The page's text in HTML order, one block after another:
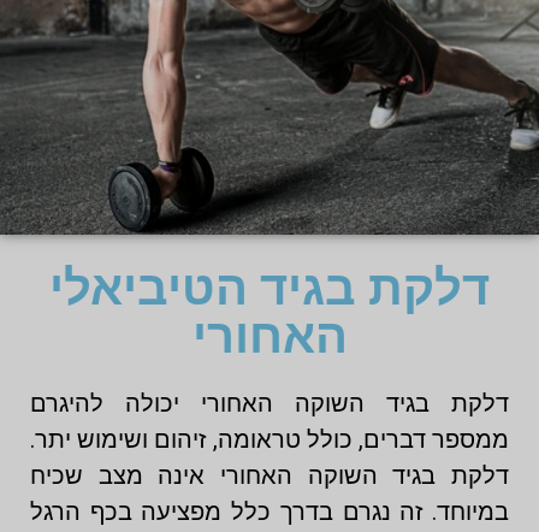
דלקת בגיד הטיביאלי
האחורי
דלקת בגיד השוקה האחורי יכולה להיגרם
ממספר דברים, כולל טראומה, זיהום ושימוש יתר.
דלקת בגיד השוקה האחורי אינה מצב שכיח
במיוחד. זה נגרם בדרך כלל מפציעה בכף הרגל